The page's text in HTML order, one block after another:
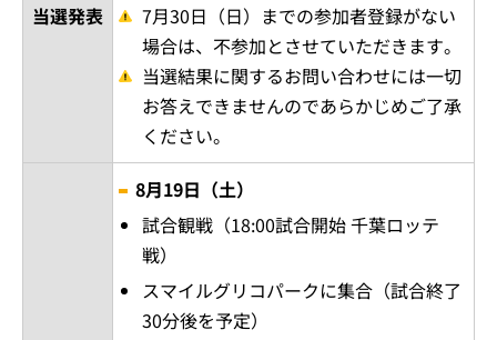
当選発表
7月30日（日）までの参加者登録がない
場合は、不参加とさせていただきます。
当選結果に関するお問い合わせには一切
お答えできませんのであらかじめご了承
ください。
8月19日（土）
試合観戦（18:00試合開始 千葉ロッテ
戦）
スマイルグリコパークに集合（試合終了
30分後を予定）